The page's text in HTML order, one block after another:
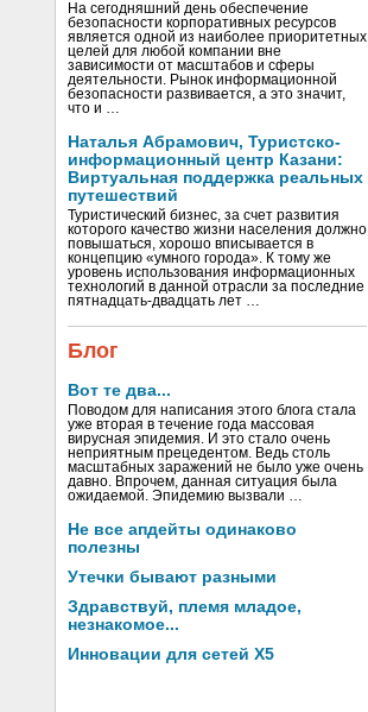
На сегодняшний день обеспечение
безопасности корпоративных ресурсов
является одной из наиболее приоритетных
целей для любой компании вне
зависимости от масштабов и сферы
деятельности. Рынок информационной
безопасности развивается, а это значит,
что и …
Наталья Абрамович, Туристско-
информационный центр Казани:
Виртуальная поддержка реальных
путешествий
Туристический бизнес, за счет развития
которого качество жизни населения должно
повышаться, хорошо вписывается в
концепцию «умного города». К тому же
уровень использования информационных
технологий в данной отрасли за последние
пятнадцать-двадцать лет …
Блог
Вот те два...
Поводом для написания этого блога стала
уже вторая в течение года массовая
вирусная эпидемия. И это стало очень
неприятным прецедентом. Ведь столь
масштабных заражений не было уже очень
давно. Впрочем, данная ситуация была
ожидаемой. Эпидемию вызвали …
Не все апдейты одинаково
полезны
Утечки бывают разными
Здравствуй, племя младое,
незнакомое...
Инновации для сетей X5